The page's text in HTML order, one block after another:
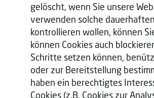
gelöscht, wenn Sie unsere
verwenden solche
kontrollieren wollen, können
können Cookies auch
Schritte setzen können,
oder zur Bereitstellung
haben ein berechtigtes
Cookies (z.B. Cookies zur